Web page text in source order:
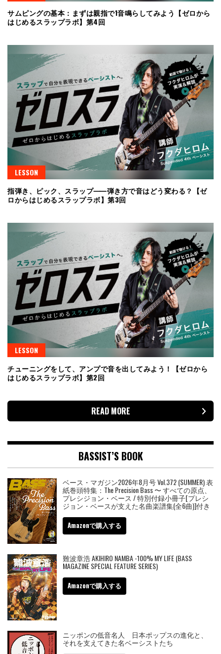
サムピングの基本：まずは親指で1音鳴らしてみよう【ゼロから
はじめるスラップラボ】第4回
LESSON
指弾き、ピック、スラップ⸺弾き方で音はどう変わる？【ゼ
ロからはじめるスラップラボ】第3回
LESSON
チューニングをして、アンプで音を出してみよう！【ゼロから
はじめるスラップラボ】第2回
READ MORE
BASSIST’S BOOK
ベース・マガジン2026年8月号 Vol.372 (SUMMER) 表
紙巻頭特集：The Precision Bass 〜 すべての原点、
プレシジョン・ベース / 特別付録小冊子[プレシ
ジョン・ベースが支えた名曲楽譜集(全6曲)]付き
Amazonで購入する
難波章浩 AKIHIRO NAMBA -100% MY LIFE (BASS
MAGAZINE SPECIAL FEATURE SERIES)
Amazonで購入する
ニッポンの低音名人 日本ポップスの進化と、
それを支えてきた名ベーシストたち